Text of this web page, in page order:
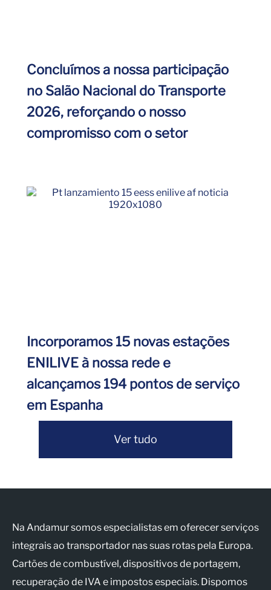
Concluímos a nossa participação
no Salão Nacional do Transporte
2026, reforçando o nosso
compromisso com o setor
Incorporamos 15 novas estações
ENILIVE à nossa rede e
alcançamos 194 pontos de serviço
em Espanha
Ver tudo
Na Andamur somos especialistas em oferecer serviços
integrais ao transportador nas suas rotas pela Europa.
Cartões de combustível, dispositivos de portagem,
recuperação de IVA e impostos especiais. Dispomos